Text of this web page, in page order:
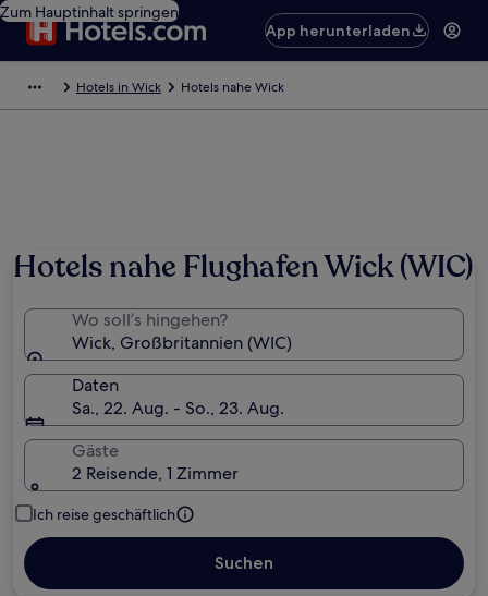
Zum Hauptinhalt springen
App herunterladen
Hotels in Wick Hotels nahe Wick
Hotels nahe Flughafen Wick (WIC)
Wo soll’s hingehen?
Wick, Großbritannien (WIC)
Daten
Sa., 22. Aug. - So., 23. Aug.
Gäste
2 Reisende, 1 Zimmer
Ich reise geschäftlich
Suchen